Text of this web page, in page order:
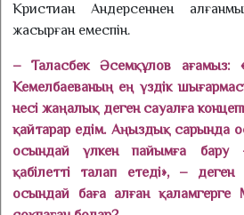
Кристиан Андерсеннен
жасырған емеспін.
– Таласбек Әсемқұлов ағамыз:
Кемелбае­ва­ның ең үздік
несі жаңалық деген сауалға
қайтарар едім. Аңыздық сарында
осындай үлкен пайымға бару
қабілетті талап етеді», –
осындай баға алған қаламгерге